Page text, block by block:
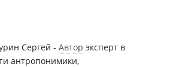
Сергей - Автор эксперт в
антропонимики,